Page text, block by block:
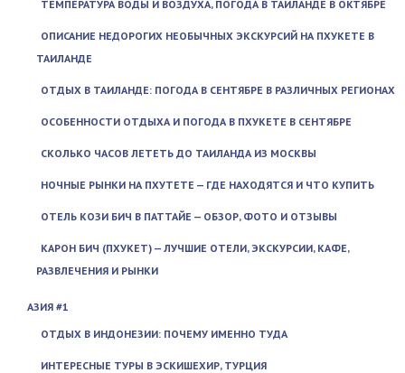
ТЕМПЕРАТУРА ВОДЫ И ВОЗДУХА, ПОГОДА В ТАИЛАНДЕ В ОКТЯБРЕ
ОПИСАНИЕ НЕДОРОГИХ НЕОБЫЧНЫХ ЭКСКУРСИЙ НА ПХУКЕТЕ В
ТАИЛАНДЕ
ОТДЫХ В ТАИЛАНДЕ: ПОГОДА В СЕНТЯБРЕ В РАЗЛИЧНЫХ РЕГИОНАХ
ОСОБЕННОСТИ ОТДЫХА И ПОГОДА В ПХУКЕТЕ В СЕНТЯБРЕ
СКОЛЬКО ЧАСОВ ЛЕТЕТЬ ДО ТАИЛАНДА ИЗ МОСКВЫ
НОЧНЫЕ РЫНКИ НА ПХУТЕТЕ — ГДЕ НАХОДЯТСЯ И ЧТО КУПИТЬ
ОТЕЛЬ КОЗИ БИЧ В ПАТТАЙЕ — ОБЗОР, ФОТО И ОТЗЫВЫ
КАРОН БИЧ (ПХУКЕТ) — ЛУЧШИЕ ОТЕЛИ, ЭКСКУРСИИ, КАФЕ,
РАЗВЛЕЧЕНИЯ И РЫНКИ
АЗИЯ #1
ОТДЫХ В ИНДОНЕЗИИ: ПОЧЕМУ ИМЕННО ТУДА
ИНТЕРЕСНЫЕ ТУРЫ В ЭСКИШЕХИР, ТУРЦИЯ